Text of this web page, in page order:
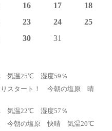
16 17
18
23 24
25
30 31
気温25℃ 湿度59％
りスタート！ 今朝の塩原 晴
気温22℃ 湿度57％
今朝の塩原 快晴 気温20℃